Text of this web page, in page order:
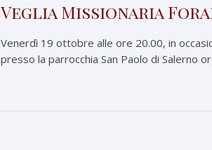
Veglia Missionaria
Venerdì 19 ottobre alle ore 20.00, in
presso la parrocchia San Paolo di Salerno